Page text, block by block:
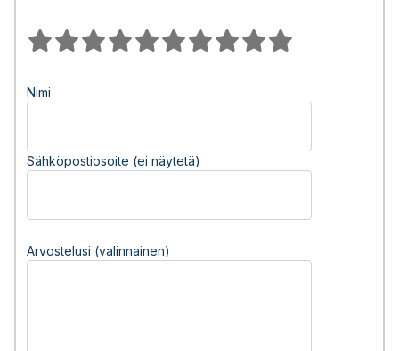
Nimi
Sähköpostiosoite (ei näytetä)
Arvostelusi (valinnainen)